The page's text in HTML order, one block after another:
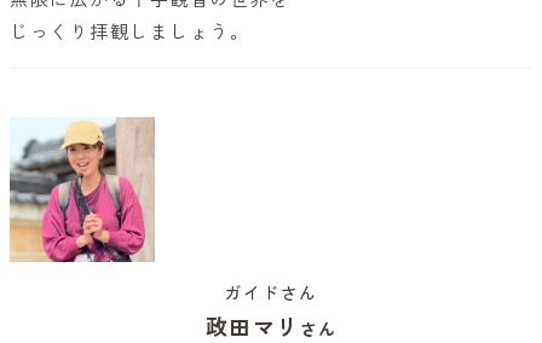
じっくり拝観しましょう。
ガイドさん
政田マリ さん